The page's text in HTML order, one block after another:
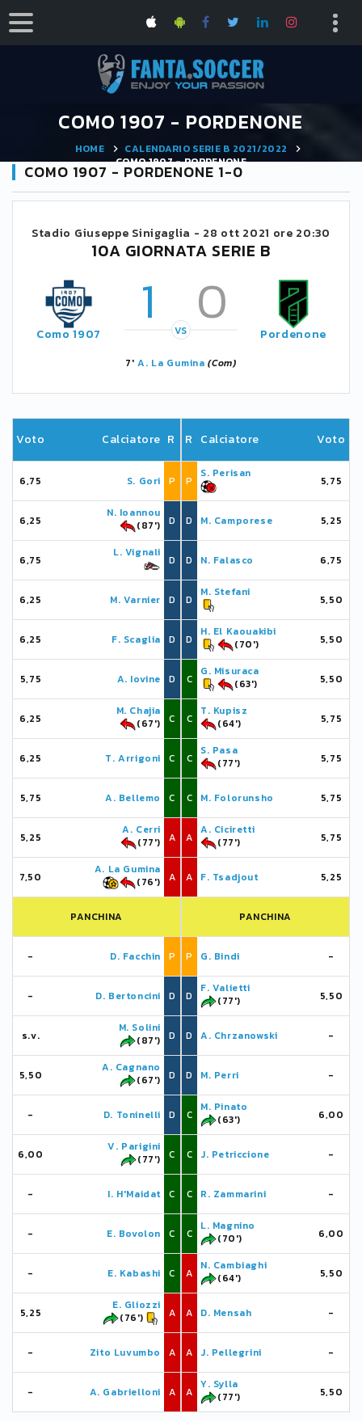
COMO 1907 - PORDENONE
HOME
CALENDARIO SERIE B 2021/2022
COMO 1907 - PORDENONE
COMO 1907 - PORDENONE 1-0
Stadio Giuseppe Sinigaglia - 28 ott 2021 ore 20:30
10A GIORNATA SERIE B
Como 1907 1 0
VS Pordenone
7'A. La Gumina (Com)
Voto Calciatore R
6,75 S. Gori P
6,25
N. Ioannou
(87')
D
6,75
L. Vignali
D
6,25 M. Varnier D
6,25 F. Scaglia D
5,75 A. Iovine D
6,25
M. Chajia
(67')
C
6,25 T. Arrigoni C
5,75 A. Bellemo C
5,25
A. Cerri
(77')
A
7,50
A. La Gumina
(76')
A
PANCHINA
- D. Facchin P
- D. Bertoncini D
s.v.
M. Solini
(87')
D
5,50
A. Cagnano
(67')
D
- D. Toninelli D
6,00
V. Parigini
(77')
C
- I. H'Maidat C
- E. Bovolon C
- E. Kabashi C
5,25
E. Gliozzi
(76')
A
- Zito Luvumbo A
- A. Gabrielloni A
R Calciatore Voto
P
S. Perisan
5,75
D M. Camporese 5,25
D N. Falasco 6,75
D
M. Stefani
5,50
D
H. El Kaouakibi
(70')
5,50
C
G. Misuraca
(63')
5,50
C
T. Kupisz
(64')
5,75
C
S. Pasa
(77')
5,75
C M. Folorunsho 5,75
A
A. Ciciretti
(77')
5,75
A F. Tsadjout 5,25
PANCHINA
P G. Bindi -
D
F. Valietti
(77')
5,50
D A. Chrzanowski -
D M. Perri -
C
M. Pinato
(63')
6,00
C J. Petriccione -
C R. Zammarini -
C
L. Magnino
(70')
6,00
A
N. Cambiaghi
(64')
5,50
A D. Mensah -
A J. Pellegrini -
A
Y. Sylla
(77')
5,50